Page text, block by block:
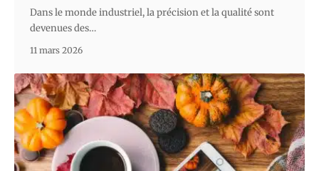
Dans le monde industriel, la précision et la qualité sont
devenues des…
11 mars 2026